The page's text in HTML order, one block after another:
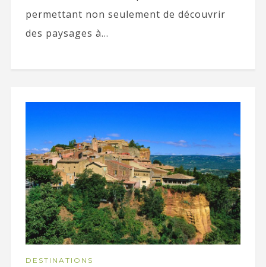
permettant non seulement de découvrir
des paysages à...
DESTINATIONS